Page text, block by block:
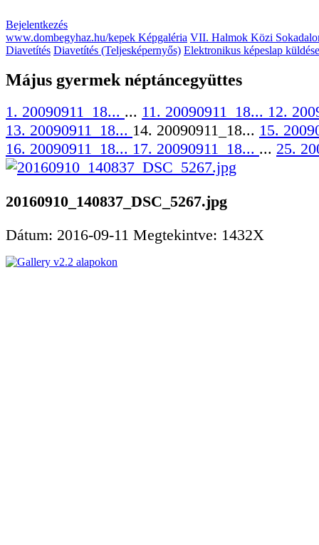
Bejelentkezés
www.dombegyhaz.hu/kepek Képgaléria VII. Halmok Közi
Diavetítés Diavetítés (Teljesképernyős) Elektronikus képeslap
Május gyermek néptáncegyüttes
1. 20090911_18... ... 11. 20090911_18... 12.
13. 20090911_18... 14. 20090911_18... 15.
16. 20090911_18... 17. 20090911_18... ... 25.
20160910_140837_DSC_5267.jpg
Dátum: 2016-09-11 Megtekintve: 1432X